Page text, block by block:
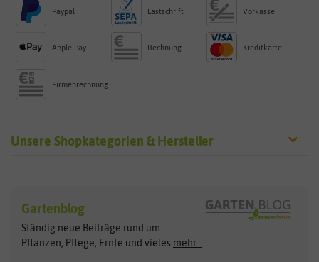
Paypal Lastschrift Vorkasse
Apple Pay Rechnung Kreditkarte
Firmenrechnung
Unsere Shopkategorien & Hersteller
Exotische Samen
Gemüsesamen
Gründünger
Arche Noah
ASB Greenworld
Clever Pots
COMPO
Gartenblog
Ständig neue Beiträge rund um
Pflanzen, Pflege, Ernte und vieles mehr...